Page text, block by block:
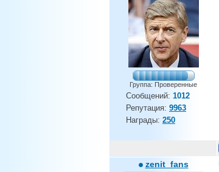
Группа: Проверенные
Сообщений: 1012
Репутация: 9963
Награды: 250
zenit_fans